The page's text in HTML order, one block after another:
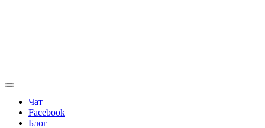
Чат
Facebook
Блог